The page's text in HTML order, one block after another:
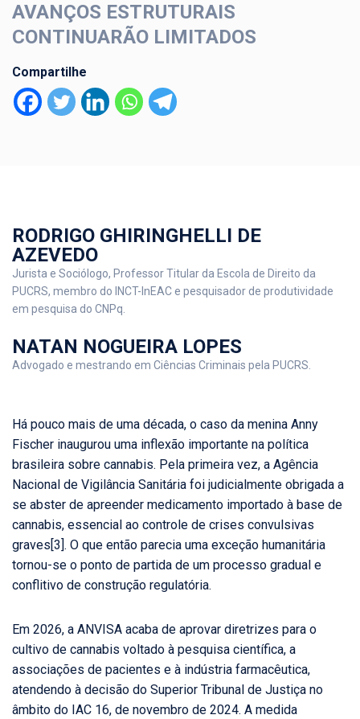
AVANÇOS ESTRUTURAIS
CONTINUARÃO LIMITADOS
Compartilhe
RODRIGO GHIRINGHELLI DE
AZEVEDO
Jurista e Sociólogo, Professor Titular da Escola de Direito da
PUCRS, membro do INCT-InEAC e pesquisador de produtividade
em pesquisa do CNPq.
NATAN NOGUEIRA LOPES
Advogado e mestrando em Ciências Criminais pela PUCRS.
Há pouco mais de uma década, o caso da menina Anny
Fischer inaugurou uma inflexão importante na política
brasileira sobre cannabis. Pela primeira vez, a Agência
Nacional de Vigilância Sanitária foi judicialmente obrigada a
se abster de apreender medicamento importado à base de
cannabis, essencial ao controle de crises convulsivas
graves [3] . O que então parecia uma exceção humanitária
tornou-se o ponto de partida de um processo gradual e
conflitivo de construção regulatória.
Em 2026, a ANVISA acaba de aprovar diretrizes para o
cultivo de cannabis voltado à pesquisa científica, a
associações de pacientes e à indústria farmacêutica,
atendendo à decisão do Superior Tribunal de Justiça no
âmbito do IAC 16, de novembro de 2024. A medida